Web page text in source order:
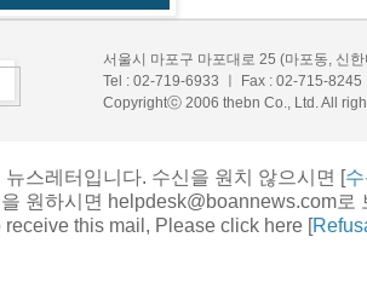
서울시 마포구 마포대로 25 (마포동, 신
Tel : 02-719-6933 ㅣ Fax : 02-715-
Copyrightⓒ 2006 thebn Co., Ltd. All
스레터입니다. 수신을 원치 않으시면 [
원하시면 helpdesk@boannews.com로
receive this mail, Please click here [